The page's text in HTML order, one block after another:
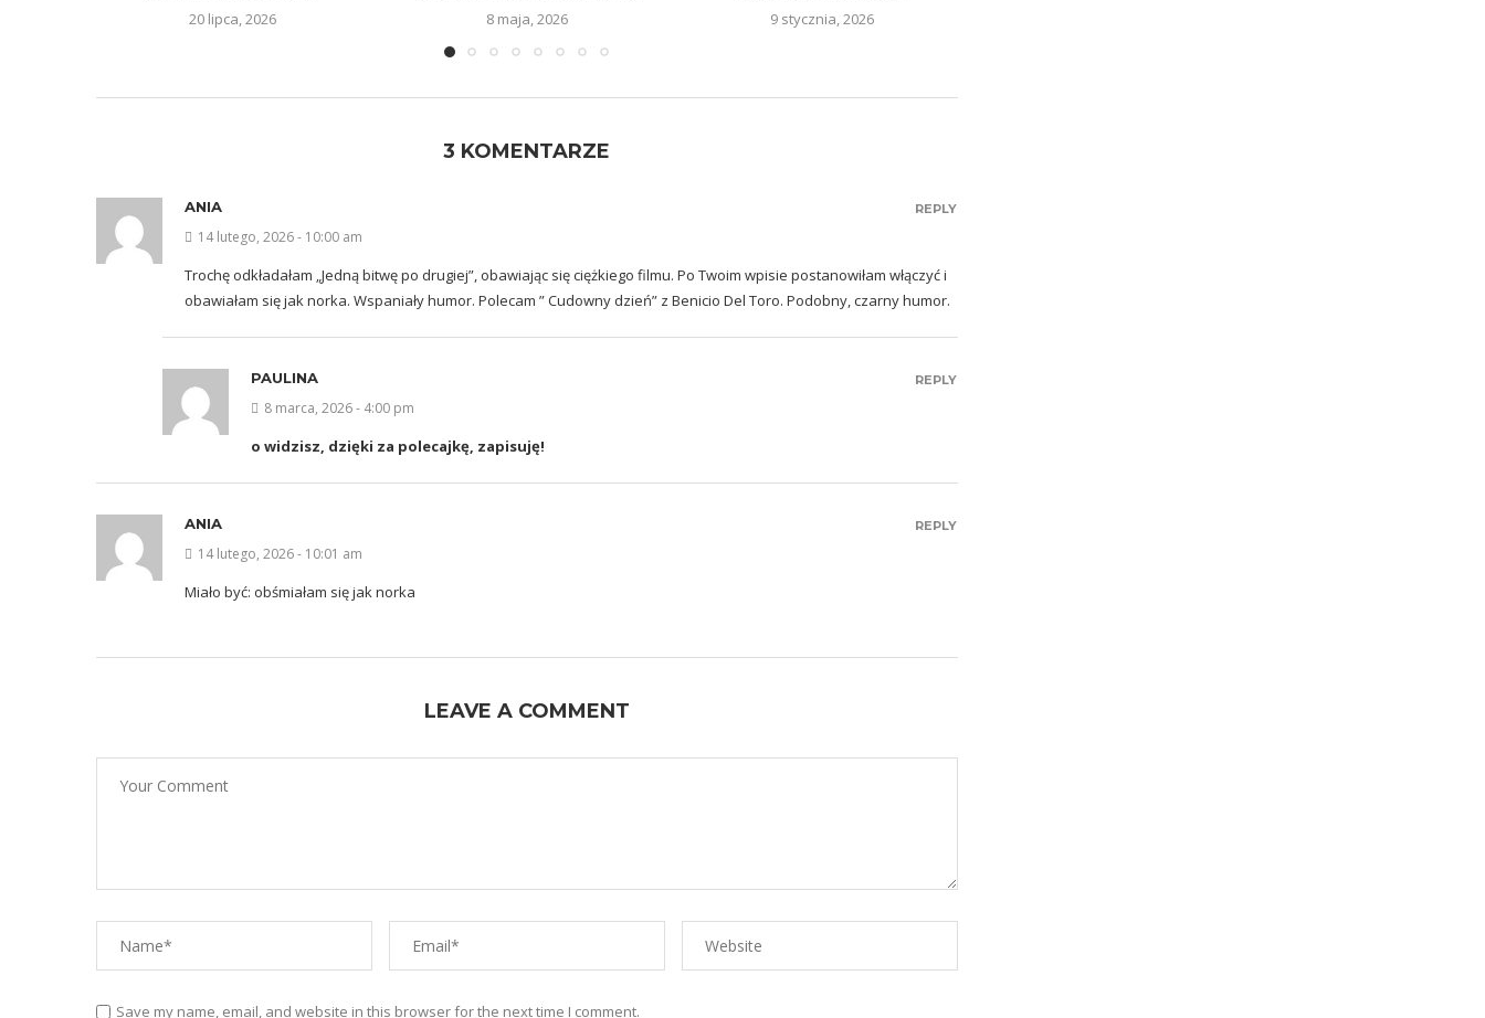
20 lipca, 2026 8 maja, 2026 9 stycznia, 2026
3 KOMENTARZE
ANIA
14 lutego, 2026 - 10:00 am
Trochę odkładałam „Jedną bitwę po drugiej”, obawiając się ciężkiego filmu. Po Twoim wpisie postanowiłam włączyć i
obawiałam się jak norka. Wspaniały humor. Polecam ” Cudowny dzień” z Benicio Del Toro. Podobny, czarny humor.
REPLY
PAULINA
8 marca, 2026 - 4:00 pm
o widzisz, dzięki za polecajkę, zapisuję!
REPLY
ANIA
14 lutego, 2026 - 10:01 am
Miało być: obśmiałam się jak norka
REPLY
LEAVE A COMMENT
Save my name, email, and website in this browser for the next time I comment.